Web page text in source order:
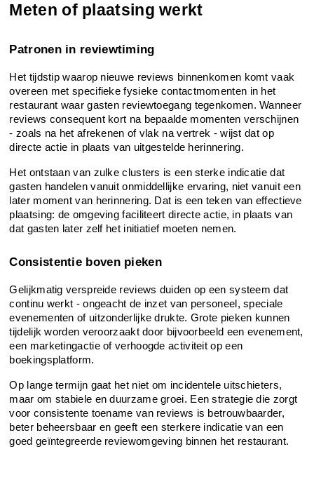
Meten of plaatsing werkt
Patronen in reviewtiming
Het tijdstip waarop nieuwe reviews binnenkomen komt vaak
overeen met specifieke fysieke contactmomenten in het
restaurant waar gasten reviewtoegang tegenkomen. Wanneer
reviews consequent kort na bepaalde momenten verschijnen
- zoals na het afrekenen of vlak na vertrek - wijst dat op
directe actie in plaats van uitgestelde herinnering.
Het ontstaan van zulke clusters is een sterke indicatie dat
gasten handelen vanuit onmiddellijke ervaring, niet vanuit een
later moment van herinnering. Dat is een teken van effectieve
plaatsing: de omgeving faciliteert directe actie, in plaats van
dat gasten later zelf het initiatief moeten nemen.
Consistentie boven pieken
Gelijkmatig verspreide reviews duiden op een systeem dat
continu werkt - ongeacht de inzet van personeel, speciale
evenementen of uitzonderlijke drukte. Grote pieken kunnen
tijdelijk worden veroorzaakt door bijvoorbeeld een evenement,
een marketingactie of verhoogde activiteit op een
boekingsplatform.
Op lange termijn gaat het niet om incidentele uitschieters,
maar om stabiele en duurzame groei. Een strategie die zorgt
voor consistente toename van reviews is betrouwbaarder,
beter beheersbaar en geeft een sterkere indicatie van een
goed geïntegreerde reviewomgeving binnen het restaurant.